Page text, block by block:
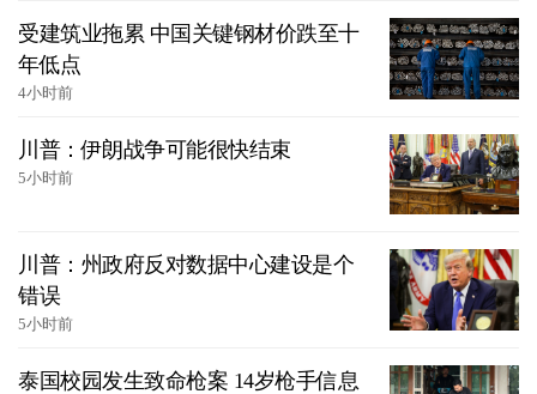
受建筑业拖累 中国关键钢材价跌至十
年低点
4小时前
川普：伊朗战争可能很快结束
5小时前
川普：州政府反对数据中心建设是个
错误
5小时前
泰国校园发生致命枪案 14岁枪手信息